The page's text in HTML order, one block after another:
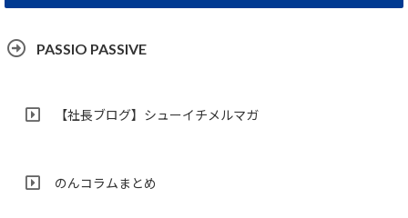
PASSIO PASSIVE
【社長ブログ】シューイチメルマガ
のんコラムまとめ